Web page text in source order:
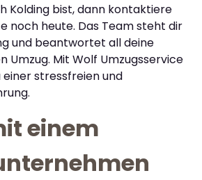
Kolding bist, dann kontaktiere
noch heute. Das Team steht dir
und beantwortet all deine
Umzug. Mit Wolf Umzugsservice
einer stressfreien und
einem